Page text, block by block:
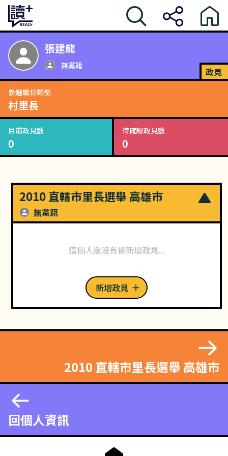
張建龍
無黨籍
政見
參選職位類型
村里長
目前政見數
0
待確認政見數
0
2010 直轄市里長選舉 高雄市
無黨籍
這個人還沒有被新增政見...
新增政見
回個人資訊
2010 直轄市里長選舉 高雄市